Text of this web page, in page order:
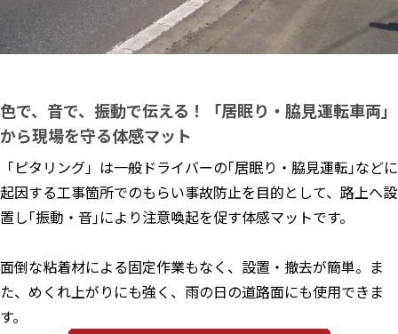
色で、音で、振動で伝える！「居眠り・脇見運転車両」
から現場を守る体感マット
「ピタリング」は一般ドライバーの｢居眠り・脇見運転｣などに
起因する工事箇所でのもらい事故防止を目的として、路上へ設
置し｢振動・音｣により注意喚起を促す体感マットです。
面倒な粘着材による固定作業もなく、設置・撤去が簡単。ま
た、めくれ上がりにも強く、雨の日の道路面にも使用できま
す。